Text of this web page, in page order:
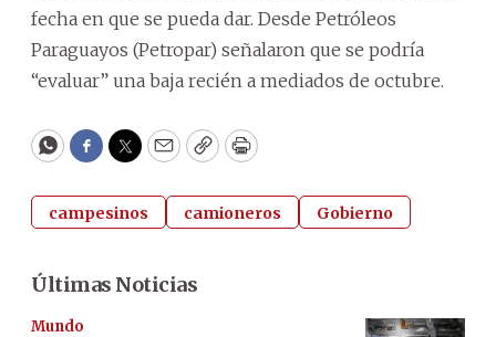
fecha en que se pueda dar. Desde Petróleos
Paraguayos (Petropar) señalaron que se podría
“evaluar” una baja recién a mediados de octubre.
WhatsApp
Facebook
Twitter
EmailCopyPrint
campesinos camioneros Gobierno
Últimas Noticias
Mundo